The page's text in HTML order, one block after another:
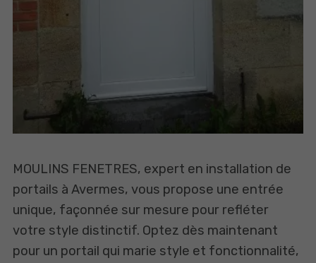
MOULINS FENETRES, expert en installation de
portails à Avermes, vous propose une entrée
unique, façonnée sur mesure pour refléter
votre style distinctif. Optez dès maintenant
pour un portail qui marie style et fonctionnalité,